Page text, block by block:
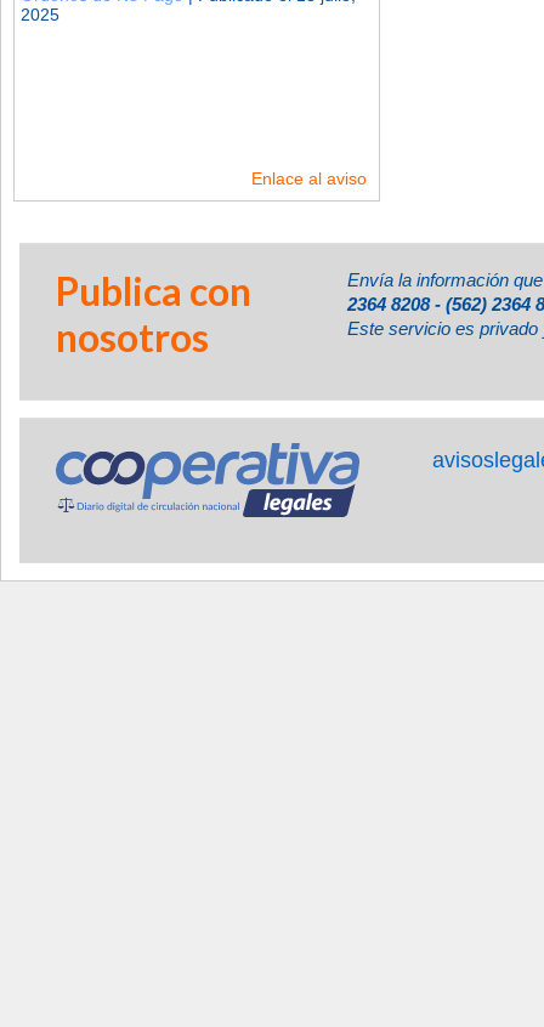
2025
Enlace al aviso
Publica con
nosotros
Envía la información
2364 8208 - (562) 2364
Este servicio es privado